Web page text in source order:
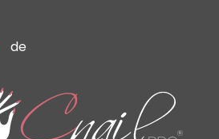
de